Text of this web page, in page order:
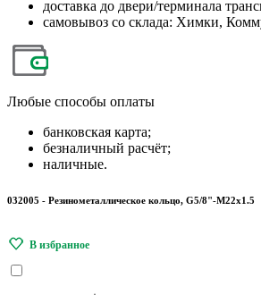
доставка до двери/терминала
самовывоз со склада: Химки,
Любые способы оплаты
банковская карта;
безналичный расчёт;
наличные.
032005 - Резинометаллическое кольцо, G5/8"-M22x1.5